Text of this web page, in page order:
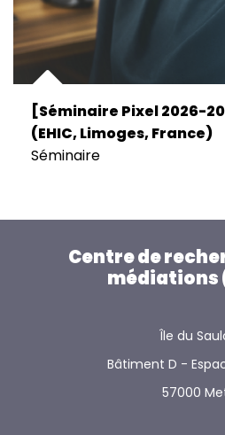
[Séminaire Pixel 2026-
(EHIC, Limoges, France)
Séminaire
Centre de
médiations
Île du
Bâtiment D -
57000